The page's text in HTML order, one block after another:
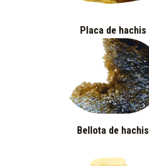
Placa de hachis
Bellota de hachis